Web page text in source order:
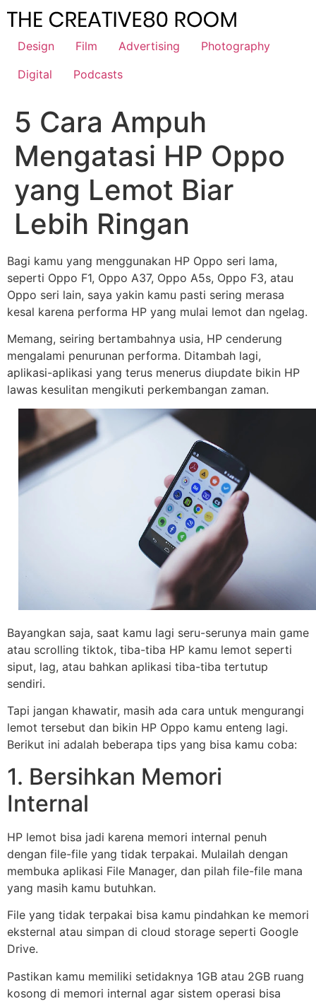
Skip
content
Design Film Advertising
Photography
Digital
Podcasts
5 Cara Ampuh
Mengatasi HP Oppo
yang Lemot Biar
Lebih Ringan
Bagi kamu yang menggunakan HP Oppo seri lama,
seperti Oppo F1, Oppo A37, Oppo A5s, Oppo F3, atau
Oppo seri lain, saya yakin kamu pasti sering merasa
kesal karena performa HP yang mulai lemot dan ngelag.
Memang, seiring bertambahnya usia, HP cenderung
mengalami penurunan performa. Ditambah lagi,
aplikasi-aplikasi yang terus menerus diupdate bikin HP
lawas kesulitan mengikuti perkembangan zaman.
Bayangkan saja, saat kamu lagi seru-serunya main game
atau scrolling tiktok, tiba-tiba HP kamu lemot seperti
siput, lag, atau bahkan aplikasi tiba-tiba tertutup
sendiri.
Tapi jangan khawatir, masih ada cara untuk mengurangi
lemot tersebut dan bikin HP Oppo kamu enteng lagi.
Berikut ini adalah beberapa tips yang bisa kamu coba:
1. Bersihkan Memori
Internal
HP lemot bisa jadi karena memori internal penuh
dengan file-file yang tidak terpakai. Mulailah dengan
membuka aplikasi File Manager, dan pilah file-file mana
yang masih kamu butuhkan.
File yang tidak terpakai bisa kamu pindahkan ke memori
eksternal atau simpan di cloud storage seperti Google
Drive.
Pastikan kamu memiliki setidaknya 1GB atau 2GB ruang
kosong di memori internal agar sistem operasi bisa